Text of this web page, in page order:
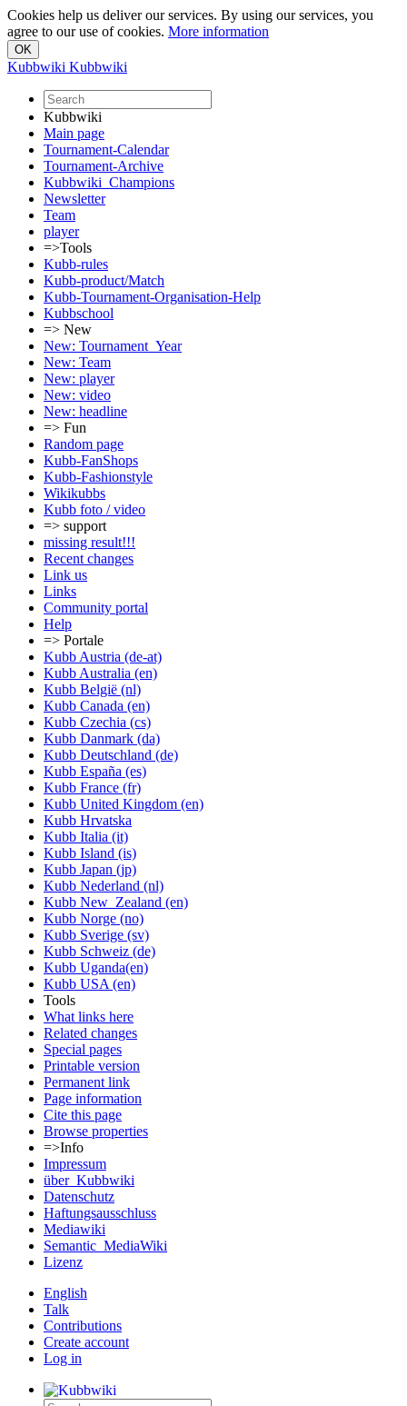
Cookies help us deliver our services. By using our services, you
agree to our use of cookies. More information
Kubbwiki Kubbwiki
Kubbwiki
Main page
Tournament-Calendar
Tournament-Archive
Kubbwiki_Champions
Newsletter
Team
player
=>Tools
Kubb-rules
Kubb-product/Match
Kubb-Tournament-Organisation-Help
Kubbschool
=> New
New: Tournament_Year
New: Team
New: player
New: video
New: headline
=> Fun
Random page
Kubb-FanShops
Kubb-Fashionstyle
Wikikubbs
Kubb foto / video
=> support
missing result!!!
Recent changes
Link us
Links
Community portal
Help
=> Portale
Kubb Austria (de-at)
Kubb Australia (en)
Kubb België (nl)
Kubb Canada (en)
Kubb Czechia (cs)
Kubb Danmark (da)
Kubb Deutschland (de)
Kubb España (es)
Kubb France (fr)
Kubb United Kingdom (en)
Kubb Hrvatska
Kubb Italia (it)
Kubb Island (is)
Kubb Japan (jp)
Kubb Nederland (nl)
Kubb New_Zealand (en)
Kubb Norge (no)
Kubb Sverige (sv)
Kubb Schweiz (de)
Kubb Uganda(en)
Kubb USA (en)
Tools
What links here
Related changes
Special pages
Printable version
Permanent link
Page information
Cite this page
Browse properties
=>Info
Impressum
über_Kubbwiki
Datenschutz
Haftungsausschluss
Mediawiki
Semantic_MediaWiki
Lizenz
English
Talk
Contributions
Create account
Log in